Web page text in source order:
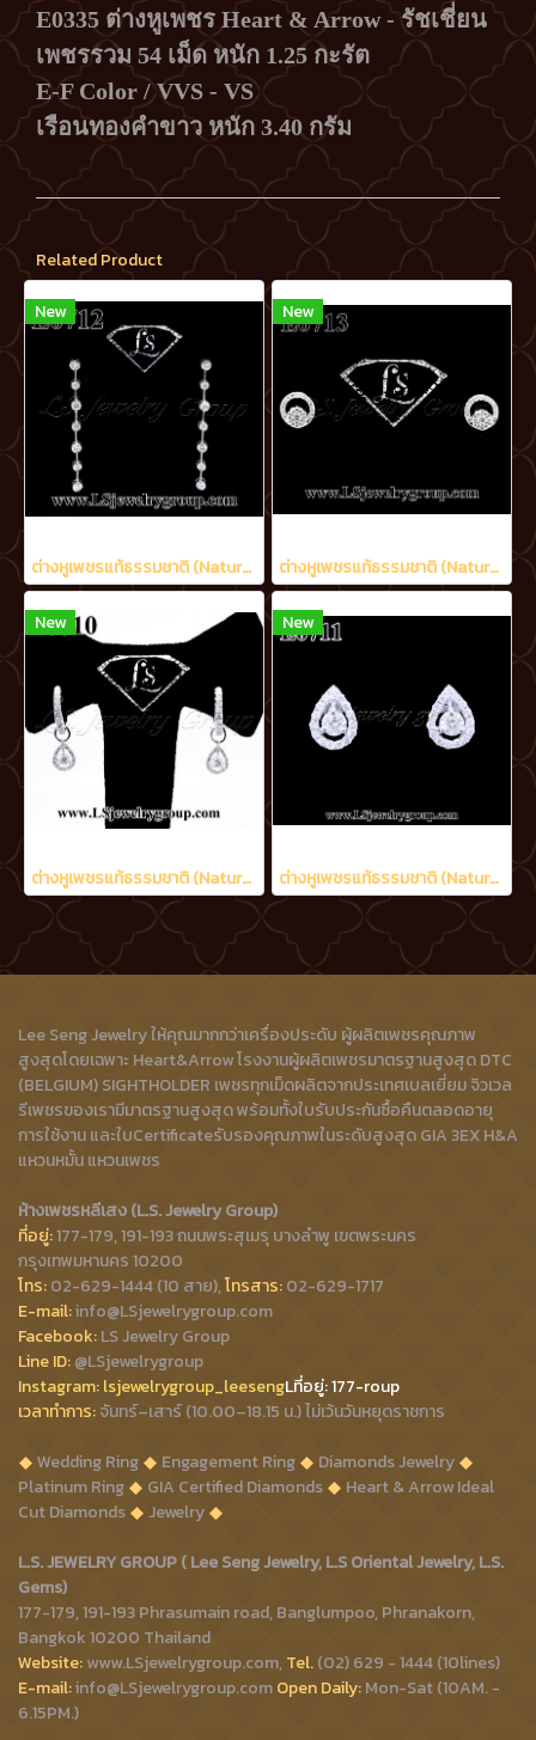
E0335 ต่างหูเพชร Heart & Arrow - รัชเชี่ยน
เพชรรวม 54 เม็ด หนัก 1.25 กะรัต
E-F Color / VVS - VS
เรือนทองคำขาว หนัก 3.40 กรัม
Related Product
New
ต่างหูเพชรแท้ธรรมชาติ (Natural Diamonds) 1.20 Ct.
New
ต่างหูเพชรแท้ธรรมชาติ (Natural Diamonds) 0.48 Ct.
New
ต่างหูเพชรแท้ธรรมชาติ (Natural Diamonds) 0.90 Ct.
New
ต่างหูเพชรแท้ธรรมชาติ (Natural Diamonds) 0.60 Ct.
Lee Seng Jewelry ให้คุณมากกว่าเครื่องประดับ ผู้ผลิตเพชรคุณภาพ
สูงสุดโดยเฉพาะ Heart&Arrow โรงงานผู้ผลิตเพชรมาตรฐานสูงสุด DTC
(BELGIUM) SIGHTHOLDER เพชรทุกเม็ดผลิตจากประเทศเบลเยี่ยม จิวเวล
รีเพชรของเรามีมาตรฐานสูงสุด พร้อมทั้งใบรับประกันซื้อคืนตลอดอายุ
การใช้งาน และใบCertificateรับรองคุณภาพในระดับสูงสุด GIA 3EX H&A
แหวนหมั้น แหวนเพชร
ห้างเพชรหลีเสง (L.S. Jewelry Group)
ที่อยู่:177-179, 191-193 ถนนพระสุเมรุ บางลำพู เขตพระนคร
กรุงเทพมหานคร 10200
โทร:02-629-1444 (10 สาย),โทรสาร:02-629-1717
E-mail:info@LSjewelrygroup.com
Facebook:LS Jewelry Group
Line ID:@LSjewelrygroup
Instagram:lsjewelrygroup_leesengLที่อยู่: 177-roup
เวลาทำการ:จันทร์–เสาร์ (10.00–18.15 น.) ไม่เว้นวันหยุดราชการ
Wedding Ring
Engagement Ring
Diamonds Jewelry
Platinum Ring
GIA Certified Diamonds
Heart & Arrow Ideal
Cut Diamonds
Jewelry
L.S. JEWELRY GROUP ( Lee Seng Jewelry, L.S Oriental Jewelry, L.S.
Gems)
177-179, 191-193 Phrasumain road, Banglumpoo, Phranakorn,
Bangkok 10200 Thailand
Website:www.LSjewelrygroup.com, Tel.(02) 629 - 1444 (10lines)
E-mail:info@LSjewelrygroup.comOpen Daily:Mon-Sat (10AM. -
6.15PM.)